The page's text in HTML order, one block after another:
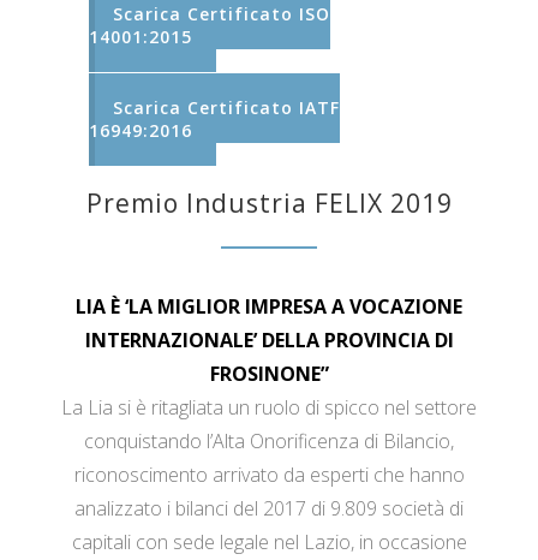
Scarica Certificato ISO
14001:2015
Scarica Certificato IATF
16949:2016
Premio Industria FELIX 2019
LIA È ‘LA MIGLIOR IMPRESA A VOCAZIONE
INTERNAZIONALE’ DELLA PROVINCIA DI
FROSINONE”
La Lia si è ritagliata un ruolo di spicco nel settore
conquistando l’Alta Onorificenza di Bilancio,
riconoscimento arrivato da esperti che hanno
analizzato i bilanci del 2017 di 9.809 società di
capitali con sede legale nel Lazio, in occasione